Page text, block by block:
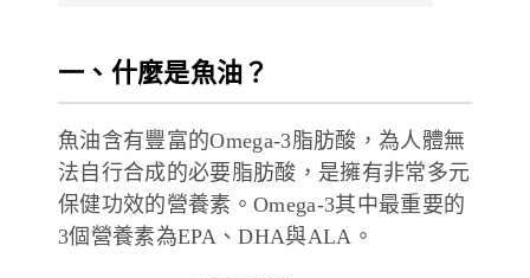
一、什麼是魚油？
魚油含有豐富的Omega-3脂肪酸，為人體無
法自行合成的必要脂肪酸，是擁有非常多元
保健功效的營養素。Omega-3其中最重要的
3個營養素為EPA、DHA與ALA。